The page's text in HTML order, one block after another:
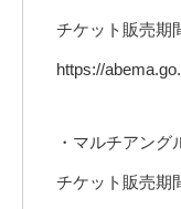
チケット販売期
https://
・マルチアング
チケット販売期